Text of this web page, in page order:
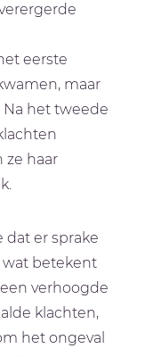
eerste
maar
het tweede
ze haar
er sprake
wat betekent
verhoogde
klachten,
het ongeval